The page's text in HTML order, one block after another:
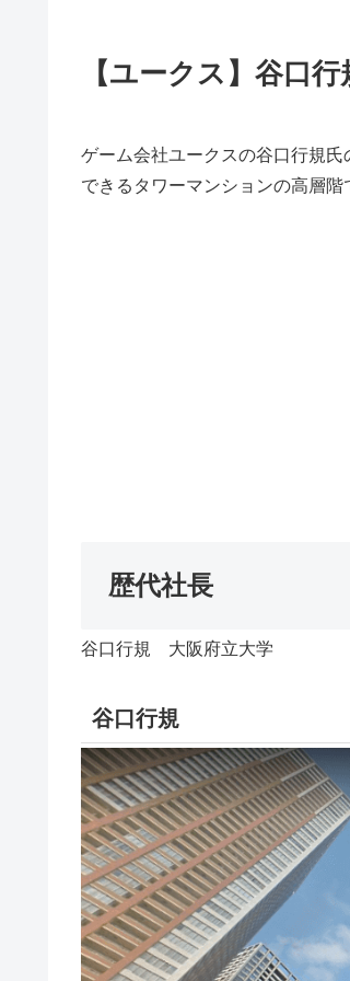
【ユークス】谷口行
ゲーム会社ユークスの谷口行規
できるタワーマンションの高層階
歴代社長
谷口行規 大阪府立大学
谷口行規